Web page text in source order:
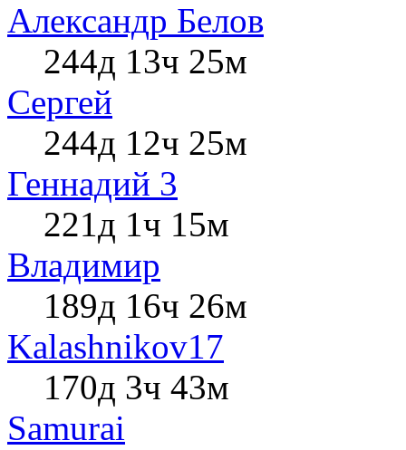
Александр Белов
244д 13ч 25м
Сергей
244д 12ч 25м
Геннадий 3
221д 1ч 15м
Влaдимир
189д 16ч 26м
Kalashnikov17
170д 3ч 43м
Samurai